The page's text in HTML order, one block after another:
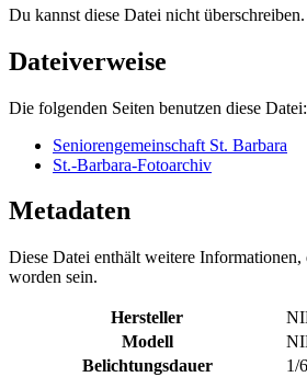
Du kannst diese Datei nicht überschreiben.
Dateiverweise
Die folgenden Seiten benutzen diese Datei:
Seniorengemeinschaft St. Barbara
St.-Barbara-Fotoarchiv
Metadaten
Diese Datei enthält weitere
worden sein.
Hersteller
Modell
Belichtungsdauer
1/